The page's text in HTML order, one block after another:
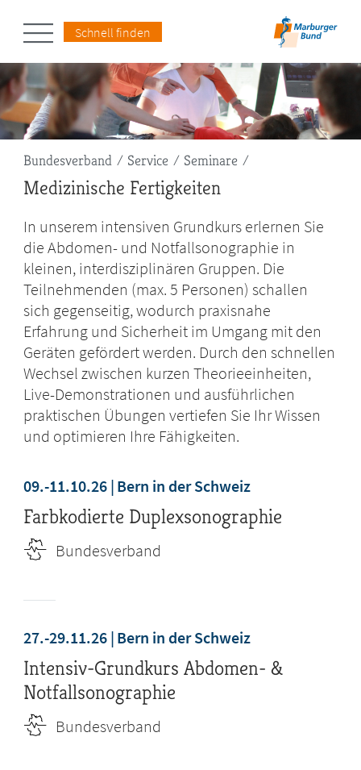
Schnell finden
Pfadnavigation
Bundesverband Service Seminare
Medizinische Fertigkeiten
In unserem intensiven Grundkurs erlernen Sie
die Abdomen- und Notfallsonographie in
kleinen, interdisziplinären Gruppen. Die
Teilnehmenden (max. 5 Personen) schallen
sich gegenseitig, wodurch praxisnahe
Erfahrung und Sicherheit im Umgang mit den
Geräten gefördert werden. Durch den schnellen
Wechsel zwischen kurzen Theorieeinheiten,
Live-Demonstrationen und ausführlichen
praktischen Übungen vertiefen Sie Ihr Wissen
und optimieren Ihre Fähigkeiten.
09.-11.10.26 Bern in der Schweiz
Farbkodierte Duplexsonographie
Bundesverband
27.-29.11.26 Bern in der Schweiz
Intensiv-Grundkurs Abdomen- &
Notfallsonographie
Bundesverband